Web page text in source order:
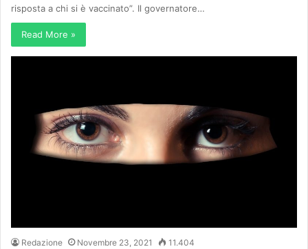
risposta a chi si è vaccinato”. Il governatore…
Read More »
Redazione Novembre 23, 2021 11.404